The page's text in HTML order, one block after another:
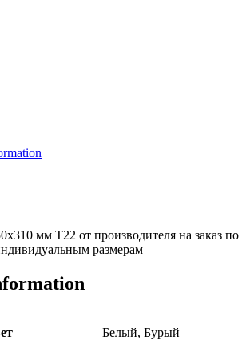
мм Т22 от производителя на заказ по
размерам
Белый, Бурый